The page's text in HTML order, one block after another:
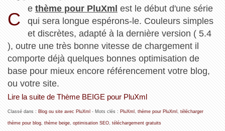
C
ethème pour PluXml est le début d'une série
qui sera longue espérons-le. Couleurs simples
et discrètes, adapté à la dernière version ( 5.4
), outre une très bonne vitesse de chargement il
comporte déjà quelques bonnes optimisation de
base pour mieux encore référencement votre blog,
ou votre site.
Lire la suite de Thème BEIGE pour PluXml
Classé dans : Blog ou site avec PluXml - Mots clés : PluXml thème pour PluXml télécharger
thème pour blog, thème beige, optimisation SEO, téléchargement gratuits